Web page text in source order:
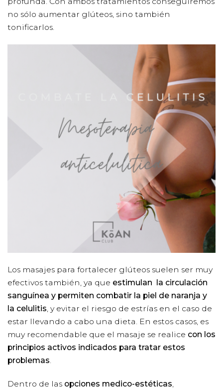
no sólo aumentar glúteos, sino también
tonificarlos.
Los masajes para fortalecer glúteos suelen ser muy
efectivos también, ya que estimulan la circulación
sanguínea y permiten combatir la piel de naranja y
la celulitis , y evitar el riesgo de estrías en el caso de
estar llevando a cabo una dieta. En estos casos, es
muy recomendable que el masaje se realice con los
principios activos indicados para tratar estos
problemas
Dentro de las opciones medico-estéticas,